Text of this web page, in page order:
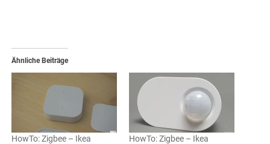
Ähnliche Beiträge
HowTo: Zigbee – Ikea
HowTo: Zigbee – Ikea